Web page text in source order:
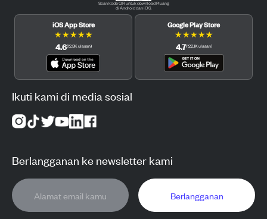
Scan kode QR untuk download Pluang
di Android dan iOS.
iOS App Store
★★★★★
4.6(12.3K ulasan)
Google Play Store
★★★★★
4.7(122.1K ulasan)
Ikuti kami di media sosial
Berlangganan ke newsletter kami
Berlangganan